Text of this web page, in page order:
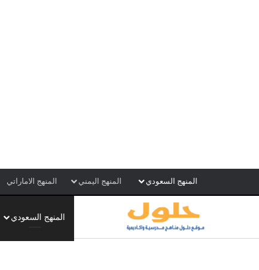
المنهج السعودي المنهج اليمني المنهج الاماراتي
المنهج السعودي